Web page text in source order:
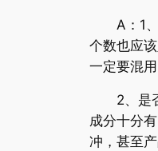
A：1、
个数也应
一定要混
2、是否
成分十分
冲，甚至产